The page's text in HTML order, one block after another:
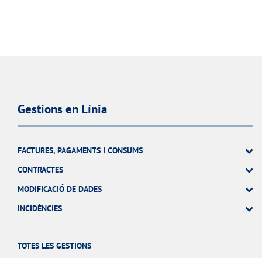
Gestions en Línia
FACTURES, PAGAMENTS I CONSUMS
CONTRACTES
MODIFICACIÓ DE DADES
INCIDÈNCIES
TOTES LES GESTIONS